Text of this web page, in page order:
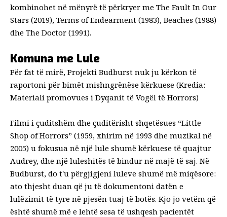
kombinohet në mënyrë të përkryer me The Fault In Our
Stars (2019), Terms of Endearment (1983), Beaches (1988)
dhe The Doctor (1991).
Komuna me Lule
Për fat të mirë, Projekti Budburst nuk ju kërkon të
raportoni për bimët mishngrënëse kërkuese (Kredia:
Materiali promovues i Dyqanit të Vogël të Horrors)
Filmi i çuditshëm dhe çuditërisht shqetësues “Little
Shop of Horrors” (1959, xhirim në 1993 dhe muzikal në
2005) u fokusua në një lule shumë kërkuese të quajtur
Audrey, dhe një luleshitës të bindur në majë të saj. Në
Budburst, do t'u përgjigjeni luleve shumë më miqësore:
ato thjesht duan që ju të dokumentoni datën e
lulëzimit të tyre në pjesën tuaj të botës. Kjo jo vetëm që
është shumë më e lehtë sesa të ushqesh pacientët